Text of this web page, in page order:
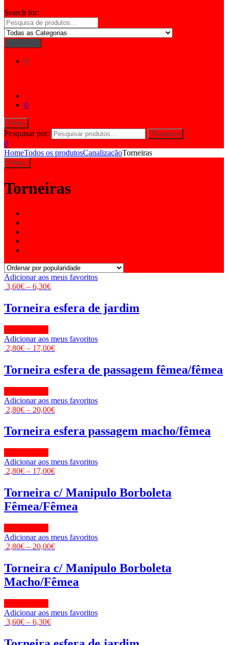
Search for:
0
0
Menu
Pesquisar por: Pesquisa
0
HomeTodos os produtosCanalizaçãoTorneiras
Filters
Torneiras
Adicionar aos meus favoritos
3,60€ – 6,30€
Torneira esfera de jardim
Adicionar aos meus favoritos
2,80€ – 17,00€
Torneira esfera de passagem fêmea/fêmea
Adicionar aos meus favoritos
2,80€ – 20,00€
Torneira esfera passagem macho/fêmea
Adicionar aos meus favoritos
2,80€ – 17,00€
Torneira c/ Manipulo Borboleta
Fêmea/Fêmea
Adicionar aos meus favoritos
2,80€ – 20,00€
Torneira c/ Manipulo Borboleta
Macho/Fêmea
Adicionar aos meus favoritos
3,60€ – 6,30€